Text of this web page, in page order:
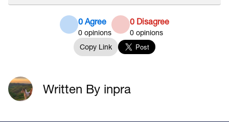
0 Agree
0 opinions
0 Disagree
0 opinions
Copy Link
Written By inpra